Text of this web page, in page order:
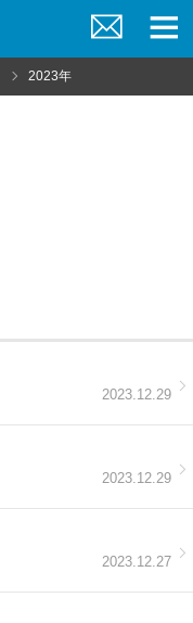
問
ニ
2023年
2023.12.29
2023.12.29
2023.12.27